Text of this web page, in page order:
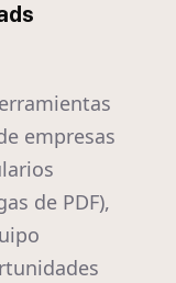
empresas
de PDF),